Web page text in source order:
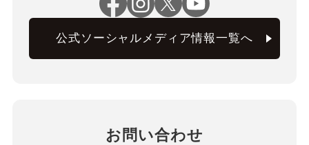
公式ソーシャルメディア情報一覧へ
お問い合わせ